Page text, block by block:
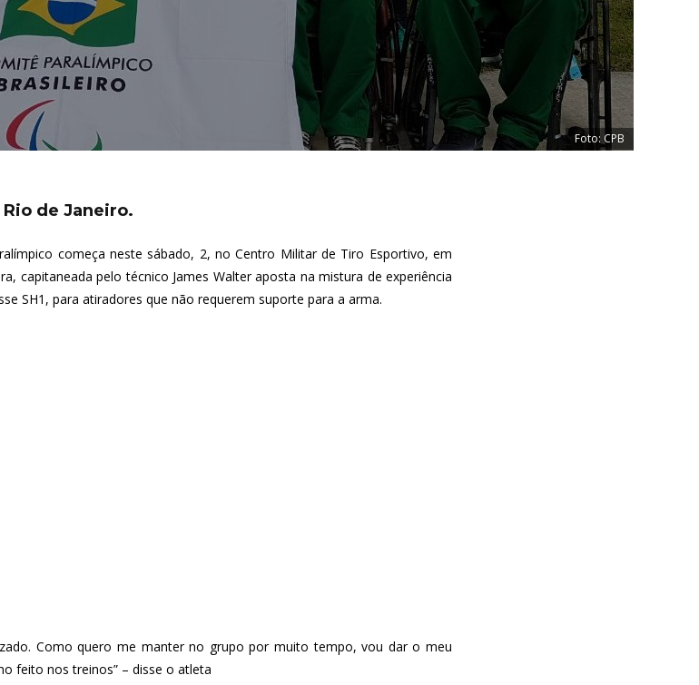
Foto: CPB
de Janeiro.
começa neste sábado, 2, no Centro Militar de Tiro Esportivo, em
capitaneada pelo técnico James Walter aposta na mistura de experiência
SH1, para atiradores que não requerem suporte para a arma.
Como quero me manter no grupo por muito tempo, vou dar o meu
feito nos treinos” – disse o atleta